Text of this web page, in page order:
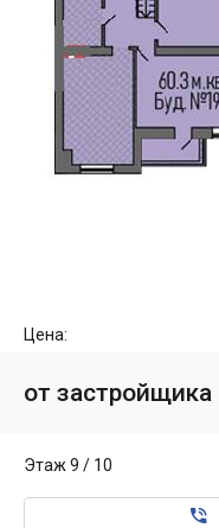
Цена:
от застройщика
Этаж 9 / 10
